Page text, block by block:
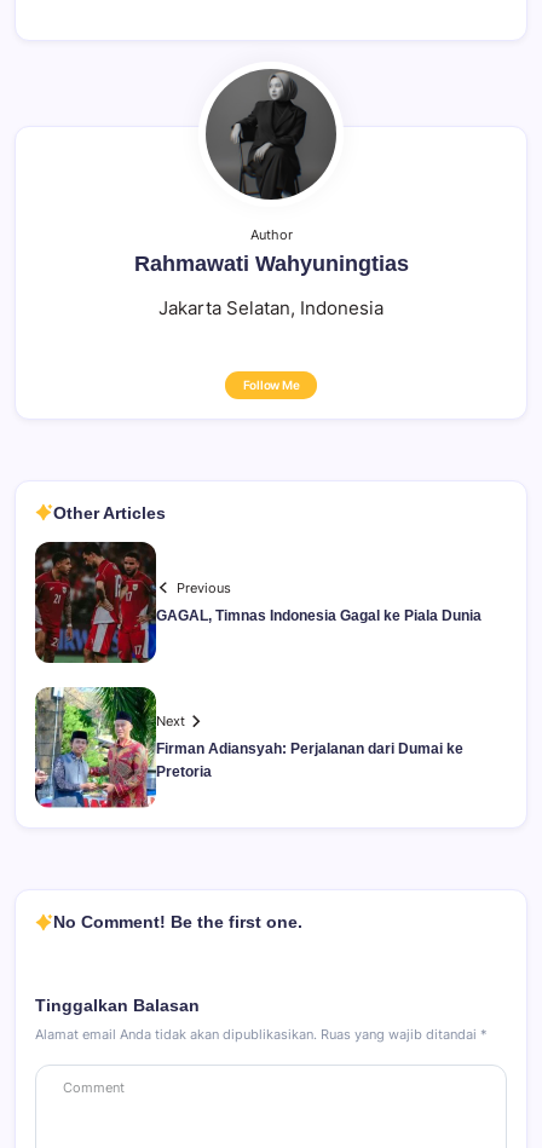
Author
Rahmawati Wahyuningtias
Jakarta Selatan, Indonesia
Follow Me
Other Articles
Previous
GAGAL, Timnas Indonesia Gagal ke Piala Dunia
Next
Firman Adiansyah: Perjalanan dari Dumai ke
Pretoria
No Comment! Be the first one.
Tinggalkan Balasan
Alamat email Anda tidak akan dipublikasikan. Ruas yang wajib ditandai *